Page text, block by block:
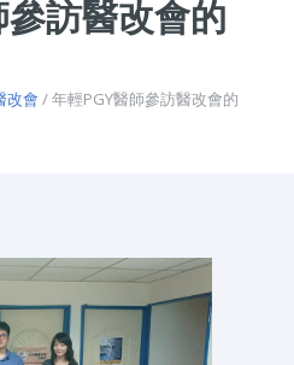
訪醫改會的
改會 / 年輕PGY醫師參訪醫改會的